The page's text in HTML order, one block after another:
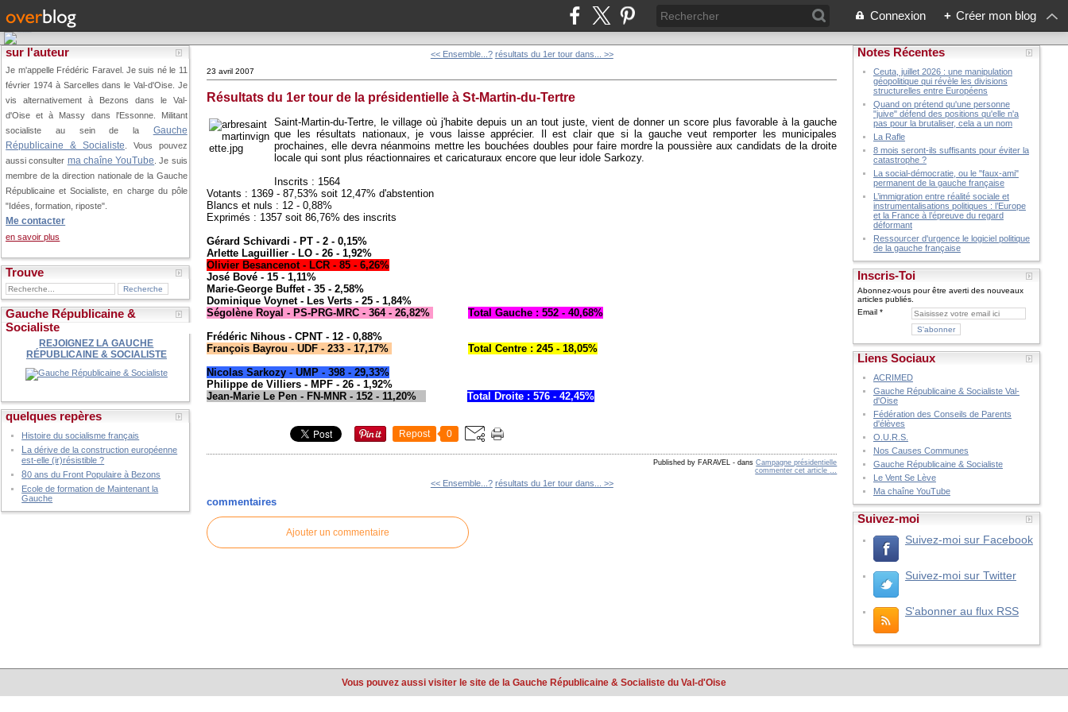
Connexion + Créer mon blog
sur l'auteur
Je m'appelle Frédéric Faravel. Je suis né le 11
février 1974 à Sarcelles dans le Val-d'Oise. Je
vis alternativement à Bezons dans le Val-
d'Oise et à Massy dans l'Essonne. Militant
socialiste au sein de la Gauche
Républicaine & Socialiste . Vous pouvez
aussi consulter ma chaîne YouTube . Je suis
membre de la direction nationale de la Gauche
Républicaine et Socialiste, en charge du pôle
"Idées, formation, riposte".
Me contacter
en savoir plus
Trouve
Gauche Républicaine &
Socialiste
REJOIGNEZ LA GAUCHE
RÉPUBLICAINE & SOCIALISTE
quelques repères
Histoire du socialisme français
La dérive de la construction européenne
est-elle (ir)résistible ?
80 ans du Front Populaire à Bezons
Ecole de formation de Maintenant la
Gauche
<< Ensemble...? résultats du 1er tour dans... >>
23 avril 2007
Résultats du 1er tour de la présidentielle à St-Martin-du-Tertre
Saint-Martin-du-Tertre, le village où j'habite depuis un an tout juste, vient de donner un score plus favorable à la gauche
que les résultats nationaux, je vous laisse apprécier. Il est clair que si la gauche veut remporter les municipales
prochaines, elle devra néanmoins mettre les bouchées doubles pour faire mordre la poussière aux candidats de la droite
locale qui sont plus réactionnaires et caricaturaux encore que leur idole Sarkozy.
Inscrits : 1564
Votants : 1369 - 87,53% soit 12,47% d'abstention
Blancs et nuls : 12 - 0,88%
Exprimés : 1357 soit 86,76% des inscrits
Gérard Schivardi - PT - 2 - 0,15%
Arlette Laguillier - LO - 26 - 1,92%
Olivier Besancenot - LCR - 85 - 6,26%
José Bové - 15 - 1,11%
Marie-George Buffet - 35 - 2,58%
Dominique Voynet - Les Verts - 25 - 1,84%
Ségolène Royal - PS-PRG-MRC - 364 - 26,82%
Total Gauche : 552 - 40,68%
Frédéric Nihous - CPNT - 12 - 0,88%
François Bayrou - UDF - 233 - 17,17%
Total Centre : 245 - 18,05%
Nicolas Sarkozy - UMP - 398 - 29,33%
Philippe de Villiers - MPF - 26 - 1,92%
Jean-Marie Le Pen - FN-MNR - 152 - 11,20%
Total Droite : 576 - 42,45%
Repost 0
Published by FARAVEL - dansCampagne présidentielle
commenter cet article
<< Ensemble...? résultats du 1er tour dans... >>
commentaires
Ajouter un commentaire
Notes Récentes
Ceuta, juillet 2026 : une manipulation
géopolitique qui révèle les divisions
structurelles entre Européens
Quand on prétend qu'une personne
"juive" défend des positions qu'elle n'a
pas pour la brutaliser, cela a un nom
La Rafle
8 mois seront-ils suffisants pour éviter la
catastrophe ?
La social-démocratie, ou le "faux-ami"
permanent de la gauche française
L’immigration entre réalité sociale et
instrumentalisations politiques : l’Europe
et la France à l’épreuve du regard
déformant
Ressourcer d'urgence le logiciel politique
de la gauche française
Inscris-Toi
Abonnez-vous pour être averti des nouveaux
articles publiés.
Email
Liens Sociaux
ACRIMED
Gauche Républicaine & Socialiste Val-
d'Oise
Fédération des Conseils de Parents
d'élèves
O.U.R.S.
Nos Causes Communes
Gauche Républicaine & Socialiste
Le Vent Se Lève
Ma chaîne YouTube
Suivez-moi
Suivez-moi sur Facebook
Suivez-moi sur Twitter
S'abonner au flux RSS
Vous pouvez aussi visiter le site de la Gauche Républicaine & Socialiste du Val-d'Oise